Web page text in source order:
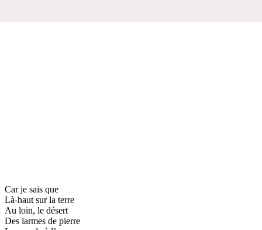
Car je sais que
Là-haut sur la terre
Au loin, le désert
Des larmes de pierre